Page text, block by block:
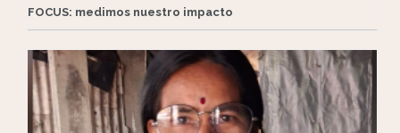
FOCUS: medimos nuestro impacto